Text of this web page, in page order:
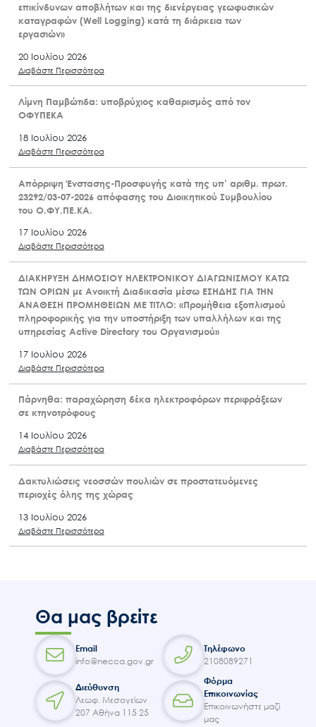
επικίνδυνων αποβλήτων και της διενέργειας γεωφυσικών
καταγραφών (Well Logging) κατά τη διάρκεια των
εργασιών»
20 Ιουλίου 2026
Διαβάστε Περισσότερα
Λίμνη Παμβώτιδα: υποβρύχιος καθαρισμός από τον
ΟΦΥΠΕΚΑ
18 Ιουλίου 2026
Διαβάστε Περισσότερα
Απόρριψη Ένστασης-Προσφυγής κατά της υπ’ αριθμ. πρωτ.
23292/03-07-2026 απόφασης του Διοικητικού Συμβουλίου
του Ο.ΦΥ.ΠΕ.ΚΑ.
17 Ιουλίου 2026
Διαβάστε Περισσότερα
ΔΙΑΚΗΡΥΞΗ ΔΗΜΟΣΙΟΥ ΗΛΕΚΤΡΟΝΙΚΟΥ ΔΙΑΓΩΝΙΣΜΟΥ ΚΑΤΩ
ΤΩΝ ΟΡΙΩΝ με Ανοικτή Διαδικασία μέσω ΕΣΗΔΗΣ ΓΙΑ ΤΗΝ
ΑΝΑΘΕΣΗ ΠΡΟΜΗΘΕΙΩΝ ΜΕ ΤΙΤΛΟ: «Προμήθεια εξοπλισμού
πληροφορικής για την υποστήριξη των υπαλλήλων και της
υπηρεσίας Active Directory του Οργανισμού»
17 Ιουλίου 2026
Διαβάστε Περισσότερα
Πάρνηθα: παραχώρηση δέκα ηλεκτροφόρων περιφράξεων
σε κτηνοτρόφους
14 Ιουλίου 2026
Διαβάστε Περισσότερα
Δακτυλιώσεις νεοσσών πουλιών σε προστατευόμενες
περιοχές όλης της χώρας
13 Ιουλίου 2026
Διαβάστε Περισσότερα
Θα μας βρείτε
Email
info@necca.gov.gr
Τηλέφωνο
2108089271
Διεύθυνση
Λεωφ. Μεσογείων
207 Αθήνα 115 25
Φόρμα
Επικοινωνίας
Επικοινωνήστε μαζί
μας